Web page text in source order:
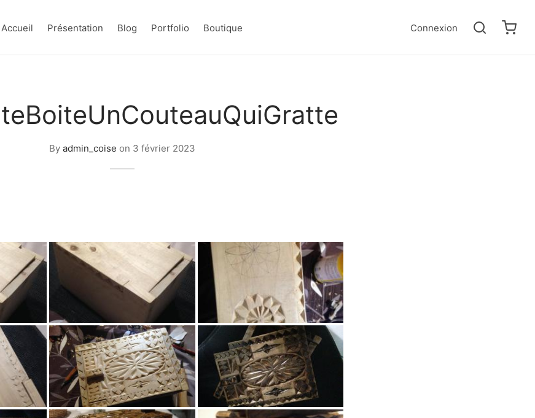
Accueil Présentation Blog Portfolio Boutique Connexion
By admin_coise on 3 février 2023